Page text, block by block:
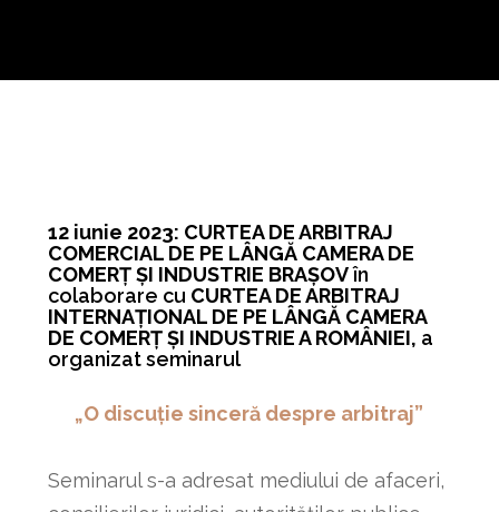
12 iunie 2023: CURTEA DE ARBITRAJ
COMERCIAL DE PE LÂNGĂ CAMERA DE
COMERȚ ȘI INDUSTRIE BRAȘOVîn
colaborare cu CURTEA DE ARBITRAJ
INTERNAȚIONAL DE PE LÂNGĂ CAMERA
DE COMERȚ ȘI INDUSTRIE A ROMÂNIEI, a
organizat seminarul
„O discuție sinceră despre arbitraj”
Seminarul s-a adresat mediului de afaceri,